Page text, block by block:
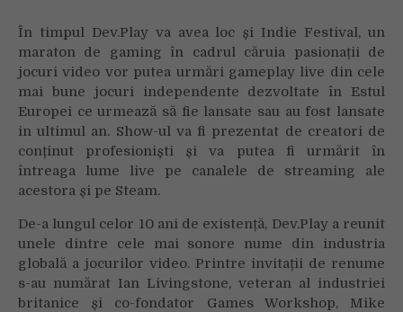
În timpul Dev.Play va avea loc și Indie Festival, un
maraton de gaming în cadrul căruia pasionații de
jocuri video vor putea urmări gameplay live din cele
mai bune jocuri independente dezvoltate în Estul
Europei ce urmează să fie lansate sau au fost lansate
in ultimul an. Show-ul va fi prezentat de creatori de
conținut profesioniști și va putea fi urmărit în
întreaga lume live pe canalele de streaming ale
acestora și pe Steam.
De-a lungul celor 10 ani de existență, Dev.Play a reunit
unele dintre cele mai sonore nume din industria
globală a jocurilor video. Printre invitații de renume
s-au numărat Ian Livingstone, veteran al industriei
britanice și co-fondator Games Workshop, Mike